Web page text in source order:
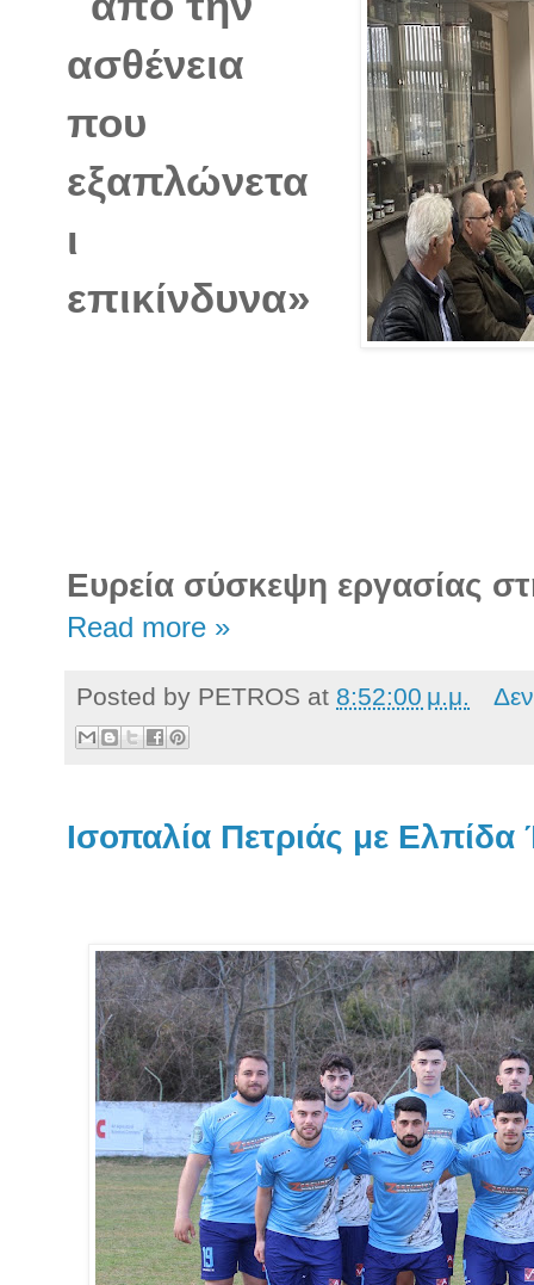
ασθένεια
που
εξαπλώνετα
ι
επικίνδυνα»
Ευρεία σύσκεψη εργασίας
Read more »
Posted by PETROS at 8:52:00 μ.μ.
Ισοπαλία Πετριάς με